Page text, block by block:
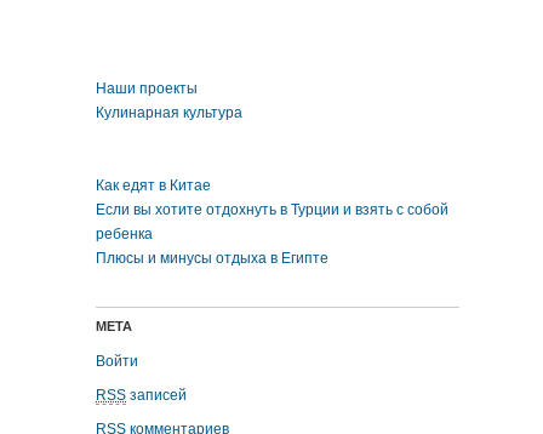
Наши проекты
Кулинарная культура
Как едят в Китае
Если вы хотите отдохнуть в Турции и взять с собой
ребенка
Плюсы и минусы отдыха в Египте
МЕТА
Войти
RSS записей
RSS комментариев